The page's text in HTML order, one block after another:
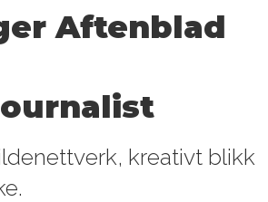
Aftenblad
kreativt blikk